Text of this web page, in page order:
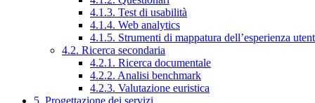
4.1.3. Test di usabilità
4.1.4. Web analytics
4.1.5. Strumenti di mappatura dell’esperienza
4.2. Ricerca secondaria
4.2.1. Ricerca documentale
4.2.2. Analisi benchmark
4.2.3. Valutazione euristica
5. Progettazione dei servizi